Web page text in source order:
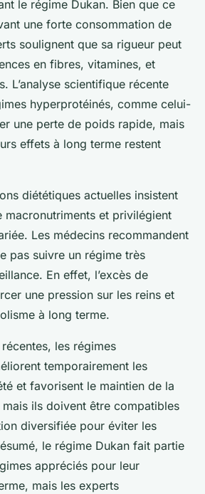
le régime Dukan. Bien que ce
une forte consommation de
soulignent que sa rigueur peut
en fibres, vitamines, et
L’analyse scientifique récente
hyperprotéinés, comme celui-
une perte de poids rapide, mais
effets à long terme restent
diététiques actuelles insistent
macronutriments et privilégient
Les médecins recommandent
pas suivre un régime très
En effet, l’excès de
une pression sur les reins et
à long terme.
récentes, les régimes
temporairement les
et favorisent le maintien de la
mais ils doivent être compatibles
diversifiée pour éviter les
le régime Dukan fait partie
appréciés pour leur
mais les experts